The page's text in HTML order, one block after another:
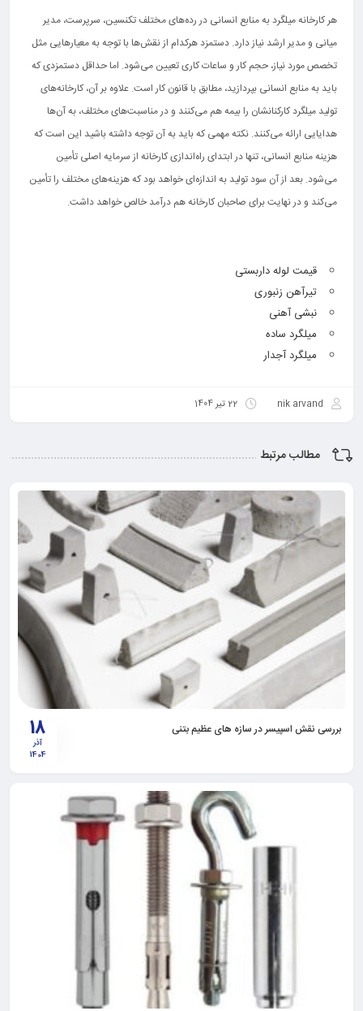
هر کارخانه میلگرد به منابع انسانی در رده‌های مختلف تکنسین، سرپرست، مدیر
میانی و مدیر ارشد نیاز دارد. دستمزد هرکدام از نقش‌ها با توجه به معیارهایی مثل
تخصص مورد نیاز، حجم کار و ساعات کاری تعیین می‌شود. اما حداقل دستمزدی که
باید به منابع انسانی بپردازید، مطابق با قانون کار است. علاوه بر آن، کارخانه‌های
تولید میلگرد کارکنانشان را بیمه هم می‌کنند و در مناسبت‌های مختلف، به آن‌ها
هدایایی ارائه می‌کنند. نکته مهمی که باید به آن توجه داشته باشید این است که
هزینه منابع انسانی، تنها در ابتدای راه‌اندازی کارخانه از سرمایه اصلی تأمین
می‌شود. بعد از آن سود تولید به اندازه‌ای خواهد بود که هزینه‌های مختلف را تأمین
می‌کند و در نهایت برای صاحبان کارخانه هم درآمد خالص خواهد داشت.
قیمت لوله داربستی
تیرآهن زنبوری
نبشی آهنی
میلگرد ساده
میلگرد آجدار
nik arvand 22 تیر 1404
مطالب مرتبط
18
آذر
1404
بررسی نقش اسپیسر در سازه های عظیم بتنی